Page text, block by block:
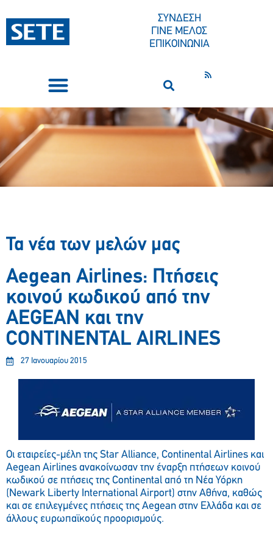
ΣΥΝΔΕΣΗ
ΓΙΝΕ ΜΕΛΟΣ
ΕΠΙΚΟΙΝΩΝΙΑ
Τα νέα των μελών μας
Aegean Airlines: Πτήσεις
κοινού κωδικού από την
AEGEAN και την
CONTINENTAL AIRLINES
27 Ιανουαρίου 2015
Οι εταιρείες-μέλη της Star Alliance, Continental Airlines και
Aegean Airlines ανακοίνωσαν την έναρξη πτήσεων κοινού
κωδικού σε πτήσεις της Continental από τη Νέα Υόρκη
(Newark Liberty International Airport) στην Αθήνα, καθώς
και σε επιλεγμένες πτήσεις της Aegean στην Ελλάδα και σε
άλλους ευρωπαϊκούς προορισμούς.